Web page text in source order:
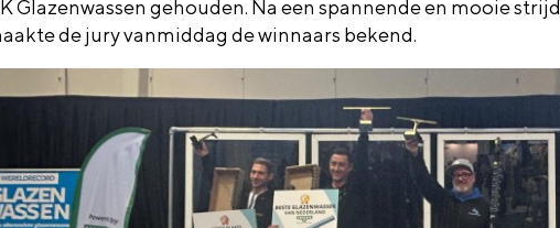
Glazenwassen gehouden. Na een spannende en mooie strijd
de jury vanmiddag de winnaars bekend.